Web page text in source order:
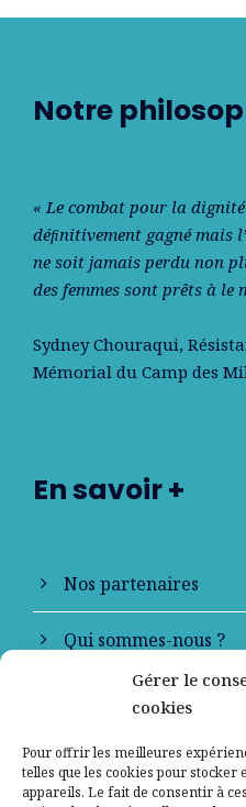
Gérer le
cookies
Pour offrir les meilleures
telles que les cookies pour
appareils. Le fait de consentir à
Notre
« Le combat pour la
déﬁnitivement gagné mais
ne soit jamais perdu non
des femmes sont prêts à le
Sydney Chouraqui,
Mémorial du Camp des
En savoir +
Nos partenaires
Qui sommes-nous ?
Contactez-nous
Mentions légales